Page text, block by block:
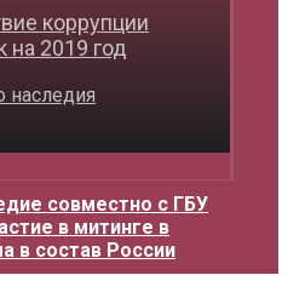
коррупции
на 2019 год
наследия
совместно с ГБУ
в митинге в
в состав России